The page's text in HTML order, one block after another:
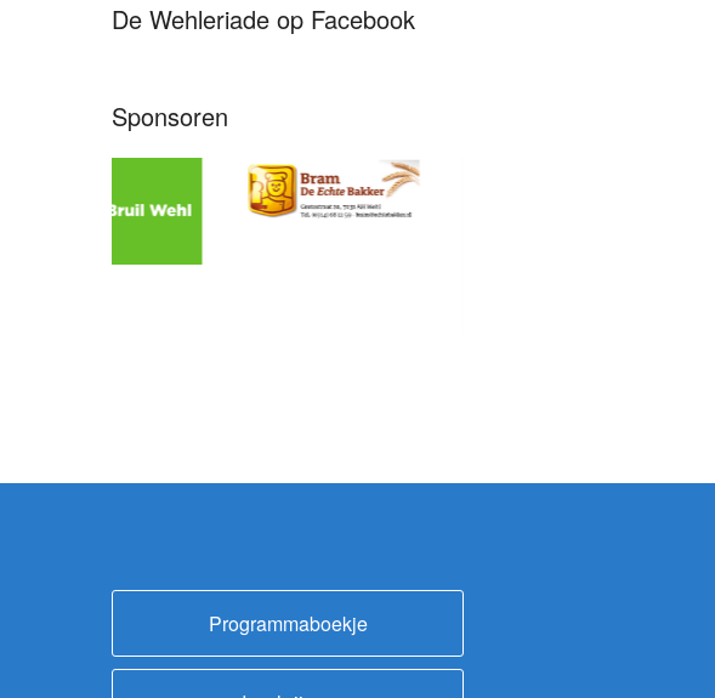
De Wehleriade op Facebook
Sponsoren
Programmaboekje